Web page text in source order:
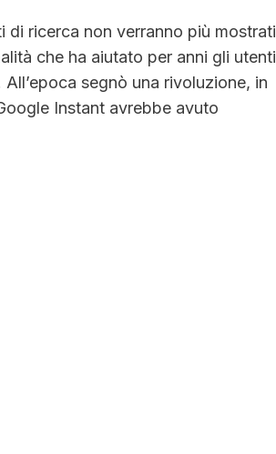
ricerca non verranno più mostrati
che ha aiutato per anni gli utenti
segnò una rivoluzione, in
Instant avrebbe avuto